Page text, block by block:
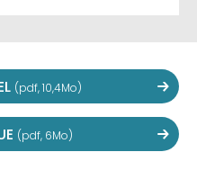
(pdf, 10,4Mo)
(pdf, 6Mo)